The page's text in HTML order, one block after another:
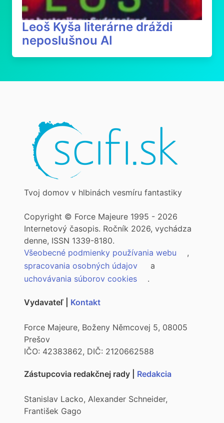
Leoš Kyša literárne dráždi
neposlušnou AI
Tvoj domov v hlbinách vesmíru fantastiky
Copyright © Force Majeure 1995 - 2026
Internetový časopis. Ročník 2026, vychádza
denne, ISSN 1339-8180.
Všeobecné podmienky používania webu
,
spracovania osobných údajov
a
uchovávania súborov cookies
.
Vydavateľ | Kontakt
Force Majeure, Boženy Němcovej 5, 08005
Prešov
IČO: 42383862, DIČ: 2120662588
Zástupcovia redakčnej rady | Redakcia
Stanislav Lacko, Alexander Schneider,
František Gago